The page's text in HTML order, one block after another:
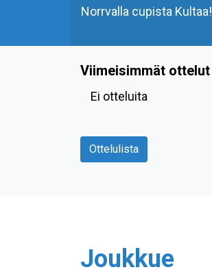
Norrvalla cupista Kultaa!
Viimeisimmät ottelut
Ei otteluita
Ottelulista
Joukkue